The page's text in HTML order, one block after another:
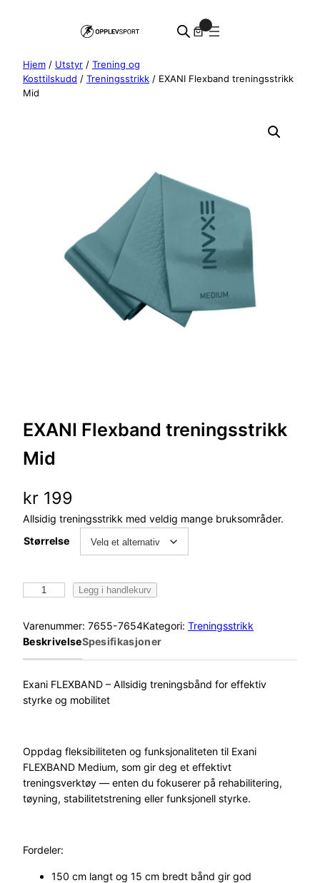
Hjem / Utstyr / Trening og
Kosttilskudd / Treningsstrikk / EXANI Flexband treningsstrikk
Mid
EXANI Flexband treningsstrikk
Mid
kr 199
Allsidig treningsstrikk med veldig mange bruksområder.
Størrelse
A
N
l
e
a
n
d
t
i
Legg i handlekurv
Varenummer: 7655-7654Kategori: Treningsstrikk
BeskrivelseSpesifikasjoner
Exani FLEXBAND – Allsidig treningsbånd for effektiv
styrke og mobilitet
Oppdag fleksibiliteten og funksjonaliteten til Exani
FLEXBAND Medium, som gir deg et effektivt
treningsverktøy — enten du fokuserer på rehabilitering,
tøyning, stabilitetstrening eller funksjonell styrke.
Fordeler:
150 cm langt og 15 cm bredt bånd gir god